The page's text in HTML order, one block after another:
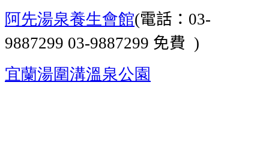
阿先湯泉養生會館(電話： 03-
9887299 03-9887299 免費 )
宜蘭湯圍溝溫泉公園